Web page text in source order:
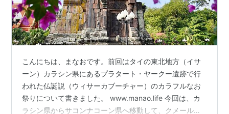
こんにちは、まなおです。前回はタイの東北地方（イサ
ーン）カラシン県にあるプラタート・ヤークー遺跡で行
われた仏誕説（ウィサーカブーチャー）のカラフルなお
祭りについて書きました。 www.manao.life 今回は、カ
ラシン県からサコンナコーン県へ移動して、クメール様